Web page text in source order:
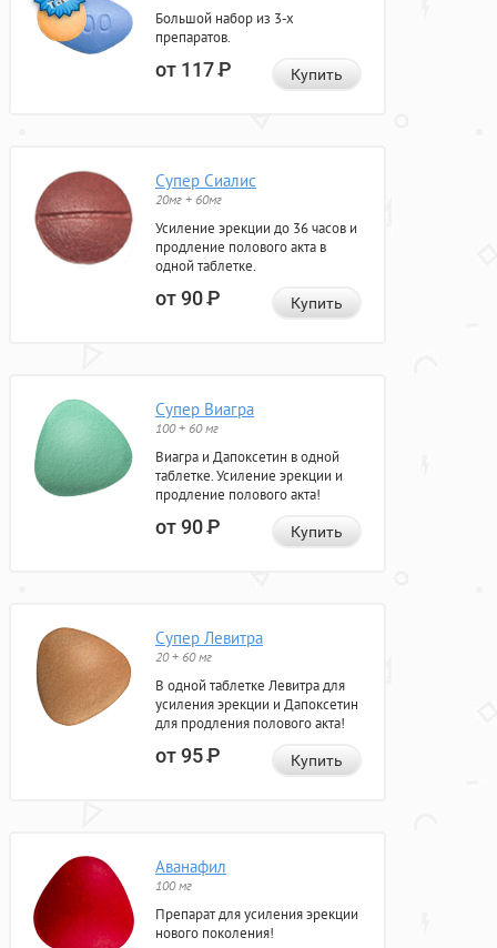
Большой набор из 3-х
препаратов.
от 117Р Купить
Супер Сиалис
20мг + 60мг
Усиление эрекции до 36 часов и
продление полового акта в
одной таблетке.
от 90Р Купить
Супер Виагра
100 + 60 мг
Виагра и Дапоксетин в одной
таблетке. Усиление эрекции и
продление полового акта!
от 90Р Купить
Супер Левитра
20 + 60 мг
В одной таблетке Левитра для
усиления эрекции и Дапоксетин
для продления полового акта!
от 95Р Купить
Аванафил
100 мг
Препарат для усиления эрекции
нового поколения!